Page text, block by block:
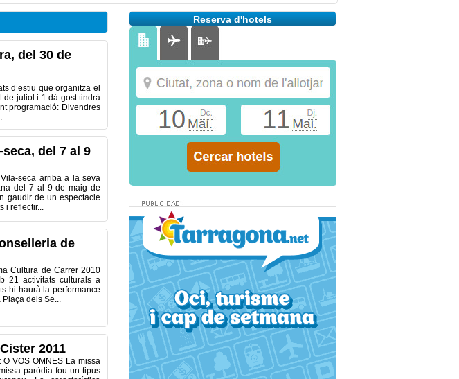
del 30 de
d’estiu que organitza el
de juliol i 1 dá gost tindrà
programació: Divendres
del 7 al 9
seca arriba a la seva
del 7 al 9 de maig de
gaudir de un espectacle
i reflectir...
de
Cultura de Carrer 2010
21 activitats culturals a
hi haurà la performance
dels Se...
2011
O VOS OMNES La missa
paròdia fou un tipus
Reserva d'hotels